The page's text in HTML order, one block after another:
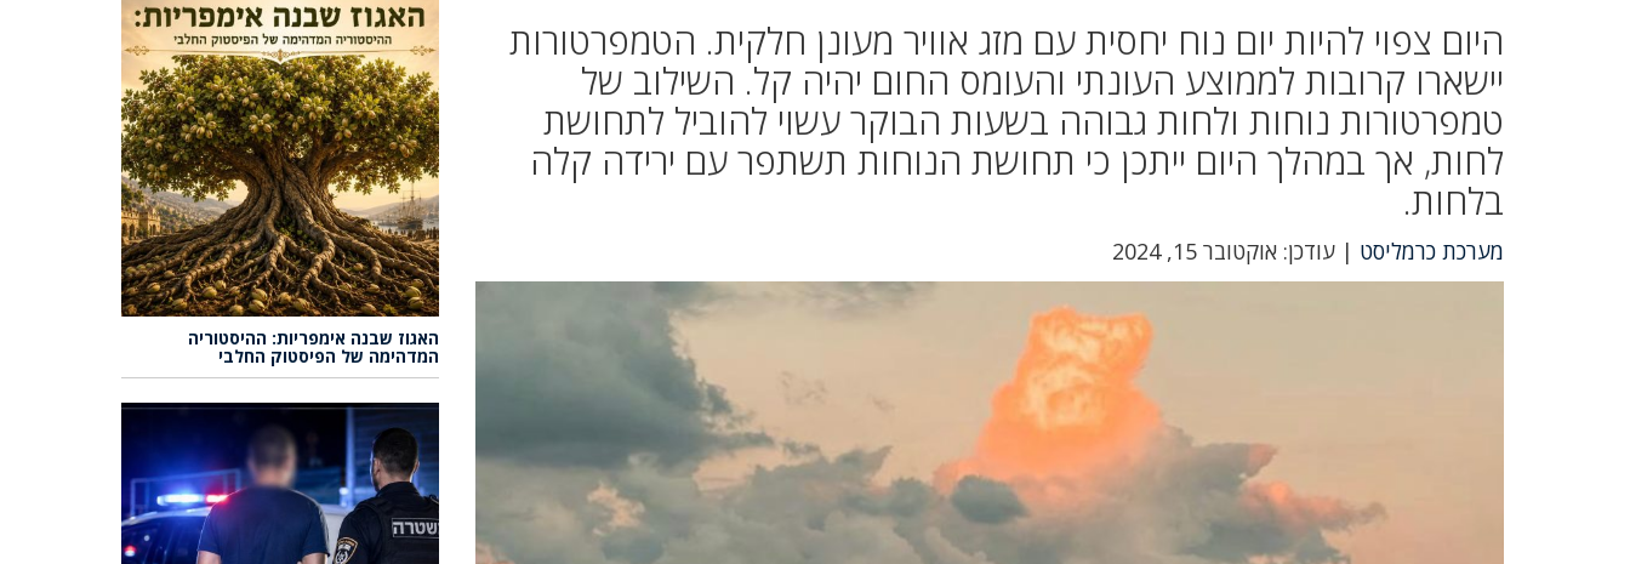
היום צפוי להיות יום נוח יחסית עם מזג אוויר מעונן חלקית. הטמפרטורות
יישארו קרובות לממוצע העונתי והעומס החום יהיה קל. השילוב של
טמפרטורות נוחות ולחות גבוהה בשעות הבוקר עשוי להוביל לתחושת
לחות, אך במהלך היום ייתכן כי תחושת הנוחות תשתפר עם ירידה קלה
בלחות.
מערכת כרמליסט | עודכן: אוקטובר 15, 2024
האגוז שבנה אימפריות: ההיסטוריה
המדהימה של הפיסטוק החלבי